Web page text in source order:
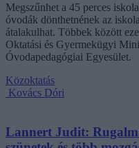
Megszűnhet a 45 perces
óvodák dönthetnének az
átalakulhat. Többek között
Oktatási és Gyermekügyi
Óvodapedagógiai Egyesület.
Közoktatás
Kovács Dóri
Lannert Judit: